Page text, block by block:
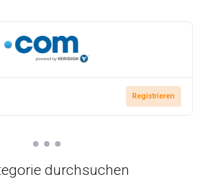
Registrieren
durchsuchen